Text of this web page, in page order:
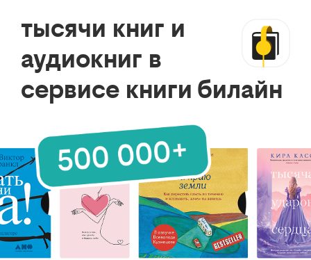
тысячи книг и
аудиокниг в
сервисе книги билайн